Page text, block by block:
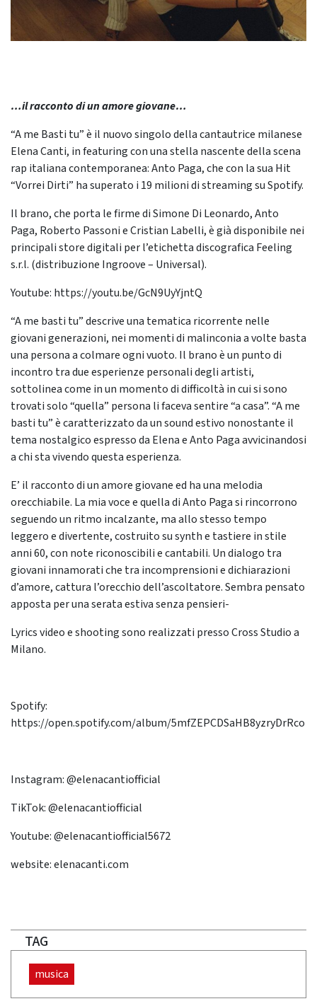
…il racconto di un amore giovane…
“A me Basti tu” è il nuovo singolo della cantautrice milanese
Elena Canti, in featuring con una stella nascente della scena
rap italiana contemporanea: Anto Paga, che con la sua Hit
“Vorrei Dirti” ha superato i 19 milioni di streaming su Spotify.
Il brano, che porta le firme di Simone Di Leonardo, Anto
Paga, Roberto Passoni e Cristian Labelli, è già disponibile nei
principali store digitali per l’etichetta discografica Feeling
s.r.l. (distribuzione Ingroove – Universal).
Youtube: https://youtu.be/GcN9UyYjntQ
“A me basti tu” descrive una tematica ricorrente nelle
giovani generazioni, nei momenti di malinconia a volte basta
una persona a colmare ogni vuoto. Il brano è un punto di
incontro tra due esperienze personali degli artisti,
sottolinea come in un momento di difficoltà in cui si sono
trovati solo “quella” persona li faceva sentire “a casa”. “A me
basti tu” è caratterizzato da un sound estivo nonostante il
tema nostalgico espresso da Elena e Anto Paga avvicinandosi
a chi sta vivendo questa esperienza.
E’ il racconto di un amore giovane ed ha una melodia
orecchiabile. La mia voce e quella di Anto Paga si rincorrono
seguendo un ritmo incalzante, ma allo stesso tempo
leggero e divertente, costruito su synth e tastiere in stile
anni 60, con note riconoscibili e cantabili. Un dialogo tra
giovani innamorati che tra incomprensioni e dichiarazioni
d’amore, cattura l’orecchio dell’ascoltatore. Sembra pensato
apposta per una serata estiva senza pensieri-
Lyrics video e shooting sono realizzati presso Cross Studio a
Milano.
Spotify:
https://open.spotify.com/album/5mfZEPCDSaHB8yzryDrRco
Instagram: @elenacantiofficial
TikTok: @elenacantiofficial
Youtube: @elenacantiofficial5672
website: elenacanti.com
TAG
musica